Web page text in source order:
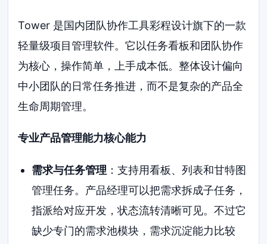
Tower 是国内团队协作工具彩程设计旗下的一款
轻量级项目管理软件。它以任务看板和团队协作
为核心，操作简单，上手成本低。整体设计偏向
中小团队的日常任务推进，而不是复杂的产品全
生命周期管理。
专业产品管理能力核心能力
需求与任务管理 ：支持用看板、列表和甘特图
管理任务。产品经理可以把需求拆成子任务，
指派给对应开发，状态流转清晰可见。不过它
缺少专门的需求池模块，需求沉淀能力比较